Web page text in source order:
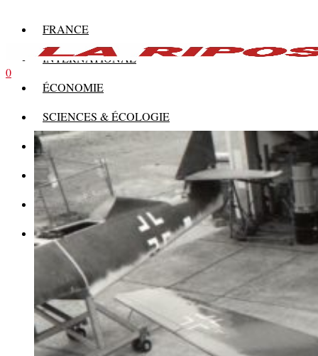
FRANCE
INTERNATIONAL
ÉCONOMIE
SCIENCES & ÉCOLOGIE
HISTOIRE
THÉORIE
CULTURE
MULTIMÉDIAS
0